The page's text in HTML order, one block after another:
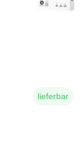
lieferbar